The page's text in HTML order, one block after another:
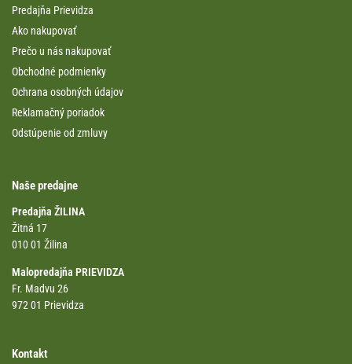
Predajňa Prievidza
Ako nakupovať
Prečo u nás nakupovať
Obchodné podmienky
Ochrana osobných údajov
Reklamačný poriadok
Odstúpenie od zmluvy
Naše predajne
Predajňa ŽILINA
Žitná 17
010 01 Žilina
Malopredajňa PRIEVIDZA
Fr. Madvu 26
972 01 Prievidza
Kontakt